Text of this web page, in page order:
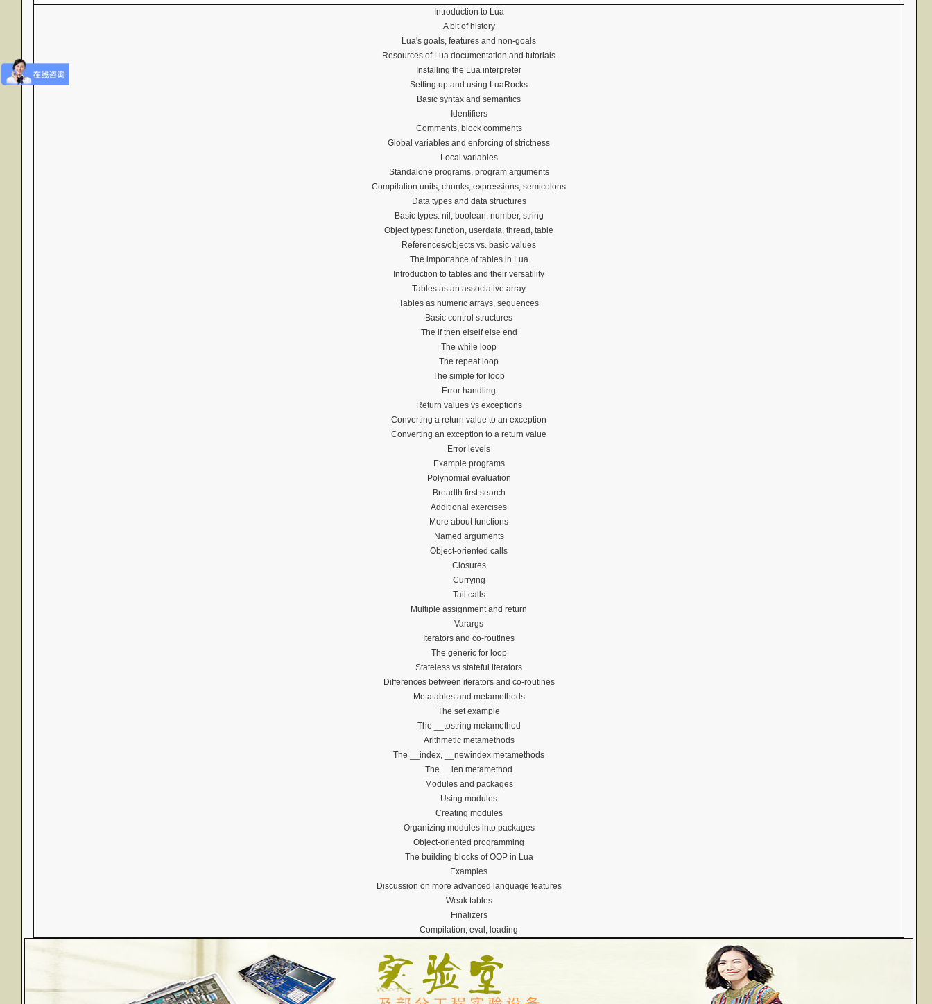
Introduction to Lua
A bit of history
Lua's goals, features and non-goals
Resources of Lua documentation and tutorials
Installing the Lua interpreter
Setting up and using LuaRocks
Basic syntax and semantics
Identifiers
Comments, block comments
Global variables and enforcing of strictness
Local variables
Standalone programs, program arguments
Compilation units, chunks, expressions, semicolons
Data types and data structures
Basic types: nil, boolean, number, string
Object types: function, userdata, thread, table
References/objects vs. basic values
The importance of tables in Lua
Introduction to tables and their versatility
Tables as an associative array
Tables as numeric arrays, sequences
Basic control structures
The if then elseif else end
The while loop
The repeat loop
The simple for loop
Error handling
Return values vs exceptions
Converting a return value to an exception
Converting an exception to a return value
Error levels
Example programs
Polynomial evaluation
Breadth first search
Additional exercises
More about functions
Named arguments
Object-oriented calls
Closures
Currying
Tail calls
Multiple assignment and return
Varargs
Iterators and co-routines
The generic for loop
Stateless vs stateful iterators
Differences between iterators and co-routines
Metatables and metamethods
The set example
The __tostring metamethod
Arithmetic metamethods
The __index, __newindex metamethods
The __len metamethod
Modules and packages
Using modules
Creating modules
Organizing modules into packages
Object-oriented programming
The building blocks of OOP in Lua
Examples
Discussion on more advanced language features
Weak tables
Finalizers
Compilation, eval, loading